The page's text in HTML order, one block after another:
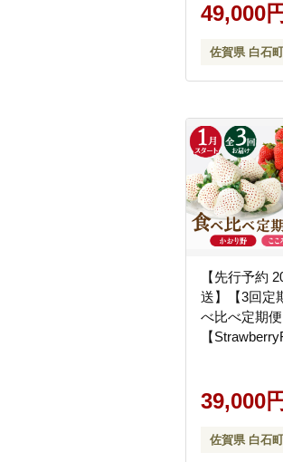
しろいしカ
ゴ [IAA033]
49,000円
佐賀県 白石町
【先行予約
送】【3回定
べ比べ定期便
【
39,000円
佐賀県 白石町